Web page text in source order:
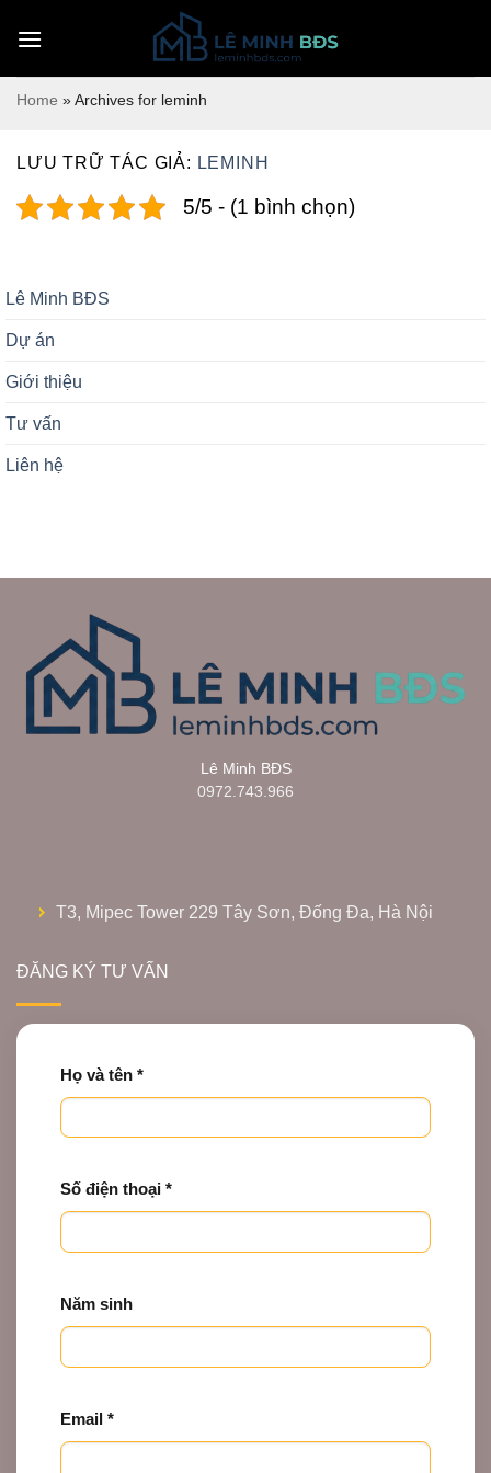
qua
dungHome »Archives for leminh
LƯU TRỮ TÁC GIẢ: LEMINH
5/5 - (1 bình chọn)
Lê Minh BĐS
Dự án
Giới thiệu
Tư vấn
Liên hệ
Lê Minh BĐS
0972.743.966
T3, Mipec Tower 229 Tây Sơn, Đống Đa, Hà Nội
ĐĂNG KÝ TƯ VẤN
Họ và tên *
Số điện thoại *
Năm sinh
Email *